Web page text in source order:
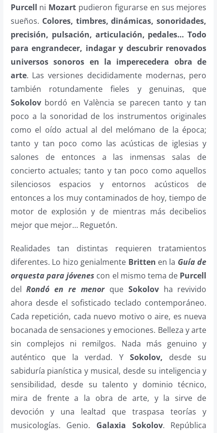
Purcell ni Mozart pudieron figurarse en sus mejores
sueños. Colores, timbres, dinámicas, sonoridades,
precisión, pulsación, articulación, pedales… Todo
para engrandecer, indagar y descubrir renovados
universos sonoros en la imperecedera obra de
arte. Las versiones decididamente modernas, pero
también rotundamente fieles y genuinas, que
Sokolovbordó en València se parecen tanto y tan
poco a la sonoridad de los instrumentos originales
como el oído actual al del melómano de la época;
tanto y tan poco como las acústicas de iglesias y
salones de entonces a las inmensas salas de
concierto actuales; tanto y tan poco como aquellos
silenciosos espacios y entornos acústicos de
entonces a los muy contaminados de hoy, tiempo de
motor de explosión y de mientras más decibelios
mejor que mejor… Reguetón.
Realidades tan distintas requieren tratamientos
diferentes. Lo hizo genialmente Britten en la Guía de
orquesta para jóvenes con el mismo tema de Purcell
delRondó en re menorque Sokolovha revivido
ahora desde el sofisticado teclado contemporáneo.
Cada repetición, cada nuevo motivo o aire, es nueva
bocanada de sensaciones y emociones. Belleza y arte
sin complejos ni remilgos. Nada más genuino y
auténtico que la verdad. Y Sokolov, desde su
sabiduría pianística y musical, desde su inteligencia y
sensibilidad, desde su talento y dominio técnico,
mira de frente a la obra de arte, y la sirve de
devoción y una lealtad que traspasa teorías y
musicologías. Genio. Galaxia Sokolov. República